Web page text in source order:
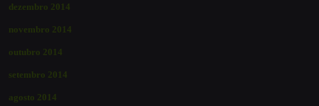
dezembro 2014
novembro 2014
outubro 2014
setembro 2014
agosto 2014